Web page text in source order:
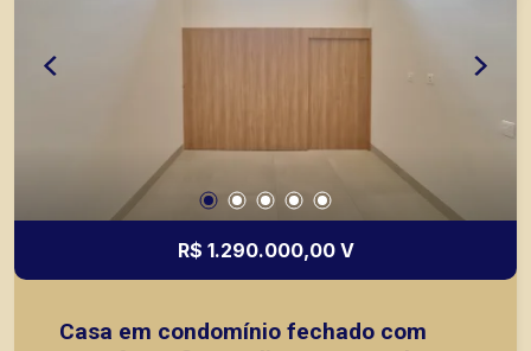
R$ 1.290.000,00 V
Casa em condomínio fechado com